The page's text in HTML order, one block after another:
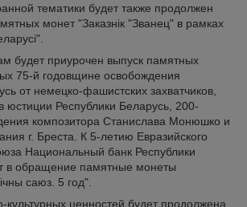
тематики будет также продолжен
монет "Заказнік "Званец" в рамках
будет приурочен выпуск памятных
75-й годовщине освобождения
от немецко-фашистских захватчиков,
юстиции Республики Беларусь, 200-
композитора Станислава Монюшко и
г. Бреста. К 5-летию Евразийского
Национальный банк Республики
в обращение памятные монеты
саюз. 5 год".
культурных ценностей будет продолжена